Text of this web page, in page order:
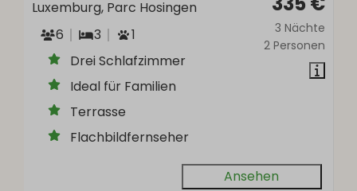
3 Nächte
2 Personen
Luxemburg, Parc Hosingen
6
3
1
Drei Schlafzimmer
Ideal für Familien
Terrasse
Flachbildfernseher
Ansehen